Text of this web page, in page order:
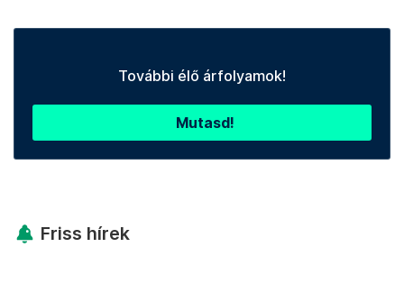
További élő árfolyamok!
Mutasd!
Friss hírek